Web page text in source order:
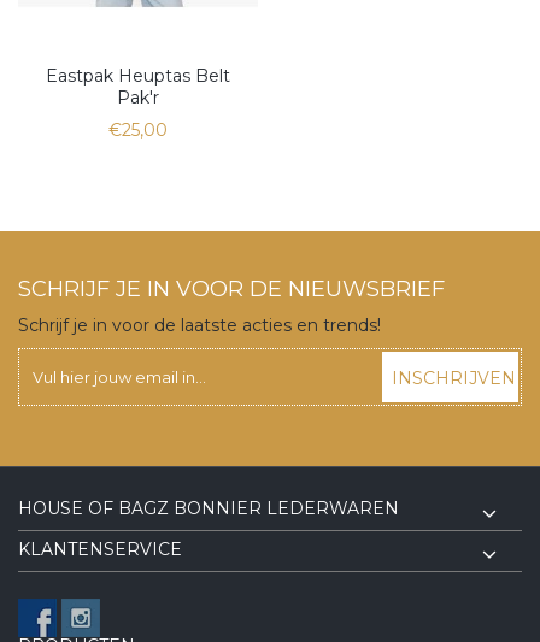
Eastpak Heuptas Belt
Pak'r
€25,00
SCHRIJF JE IN VOOR DE NIEUWSBRIEF
Schrijf je in voor de laatste acties en trends!
INSCHRIJVEN
HOUSE OF BAGZ BONNIER LEDERWAREN
KLANTENSERVICE